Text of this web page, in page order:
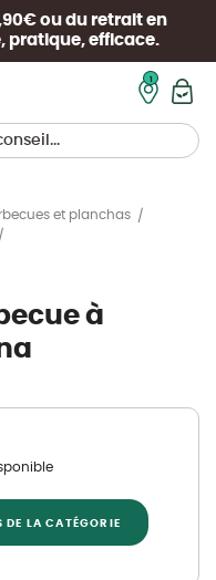
ou du retrait en
pratique, efficace.
et planchas
à
DE LA CATÉGORIE